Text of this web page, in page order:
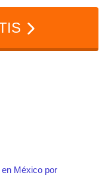
que
seres
México por